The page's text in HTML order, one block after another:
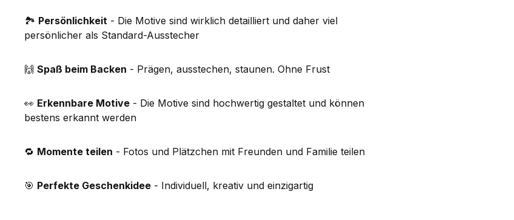
🏞️ Persönlichkeit - Die Motive sind wirklich detailliert und daher viel
persönlicher als Standard-Ausstecher
🙌 Spaß beim Backen - Prägen, ausstechen, staunen. Ohne Frust
👀 Erkennbare Motive - Die Motive sind hochwertig gestaltet und können
bestens erkannt werden
🔁 Momente teilen - Fotos und Plätzchen mit Freunden und Familie teilen
🎯 Perfekte Geschenkidee - Individuell, kreativ und einzigartig